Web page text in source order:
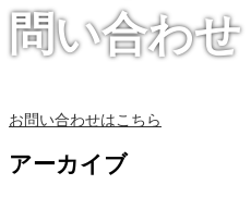
問い合わせ
お問い合わせはこちら
アーカイブ